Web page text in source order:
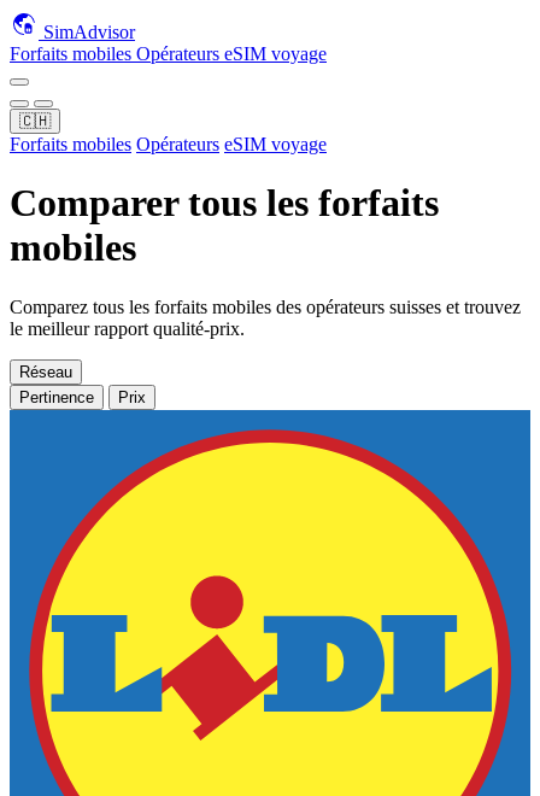
SimAdvisor
Forfaits mobiles Opérateurs eSIM voyage
🇨🇭
Forfaits mobiles Opérateurs eSIM voyage
Comparer tous les forfaits
mobiles
Comparez tous les forfaits mobiles des opérateurs suisses et trouvez
le meilleur rapport qualité-prix.
Réseau
Pertinence
Prix